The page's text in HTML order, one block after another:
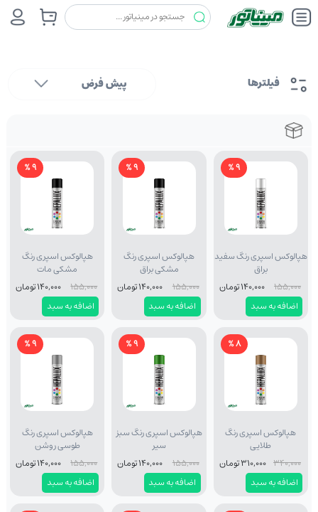
فیلترها پیش فرض
9 %
هپالوکس اسپری رنگ سفید
براق
اضافه به سبد
155,000 140,000 تومان
9 %
هپالوکس اسپری رنگ
مشکی براق
اضافه به سبد
155,000 140,000 تومان
9 %
هپالوکس اسپری رنگ
مشکی مات
اضافه به سبد
155,000 140,000 تومان
8 %
هپالوکس اسپری رنگ
طلایی
اضافه به سبد
340,000 310,000 تومان
9 %
هپالوکس اسپری رنگ سبز
سیر
اضافه به سبد
155,000 140,000 تومان
9 %
هپالوکس اسپری رنگ
طوسی روشن
اضافه به سبد
155,000 140,000 تومان